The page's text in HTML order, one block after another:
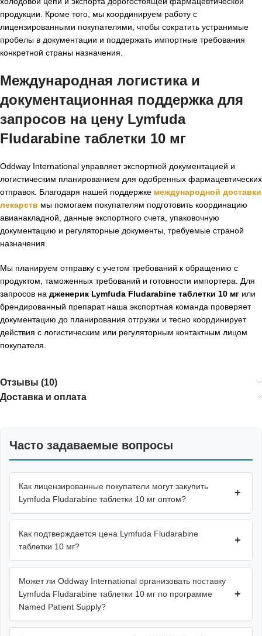
продукции. Кроме того, мы координируем работу с
лицензированными покупателями, чтобы сократить устранимые
пробелы в документации и поддержать импортные требования
конкретной страны назначения.
Международная логистика и
документационная поддержка для
запросов на цену Lymfuda
Fludarabine таблетки 10 мг
Oddway International управляет экспортной документацией и
логистическим планированием для одобренных фармацевтических
отправок. Благодаря нашей поддержке международной доставки
лекарств мы помогаем покупателям подготовить координацию
авианакладной, данные экспортного счета, упаковочную
документацию и регуляторные документы, требуемые страной
назначения.
Мы планируем отправку с учетом требований к обращению с
продуктом, таможенных требований и готовности импортера. Для
запросов на дженерик Lymfuda Fludarabine таблетки 10 мг или
брендированный препарат наша экспортная команда проверяет
документацию до планирования отгрузки и тесно координирует
действия с логистическим или регуляторным контактным лицом
покупателя.
Отзывы (10)
Доставка и оплата
Часто задаваемые вопросы
Как лицензированные покупатели могут закупить
Lymfuda Fludarabine таблетки 10 мг оптом?
+
Как подтверждается цена Lymfuda Fludarabine
таблетки 10 мг?
+
Может ли Oddway International организовать поставку
Lymfuda Fludarabine таблетки 10 мг по программе
Named Patient Supply?
+